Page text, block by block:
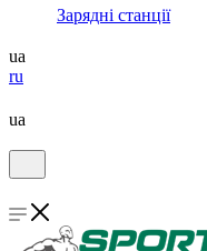
Зарядні станції
ua
ru
ua